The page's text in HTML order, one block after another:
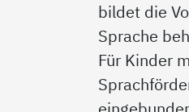
bildet die
Sprache
Für Kinder